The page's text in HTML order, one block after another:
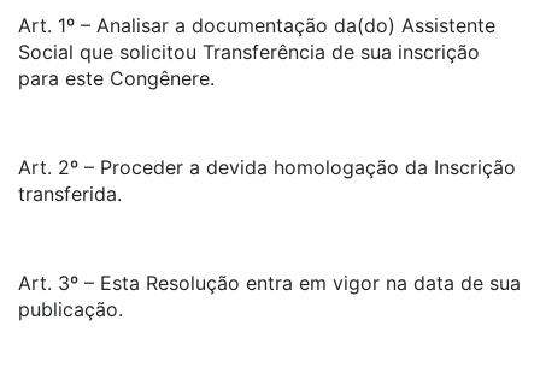
Art. 1º – Analisar a documentação da(do) Assistente
Social que solicitou Transferência de sua inscrição
para este Congênere.
Art. 2º – Proceder a devida homologação da Inscrição
transferida.
Art. 3º – Esta Resolução entra em vigor na data de sua
publicação.